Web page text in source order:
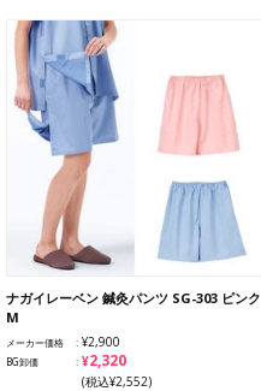
ナガイレーベン 鍼灸パンツ SG-303 ピンク
M
メーカー価格 ¥2,900
BG卸価 ¥2,320
(税込¥2,552)